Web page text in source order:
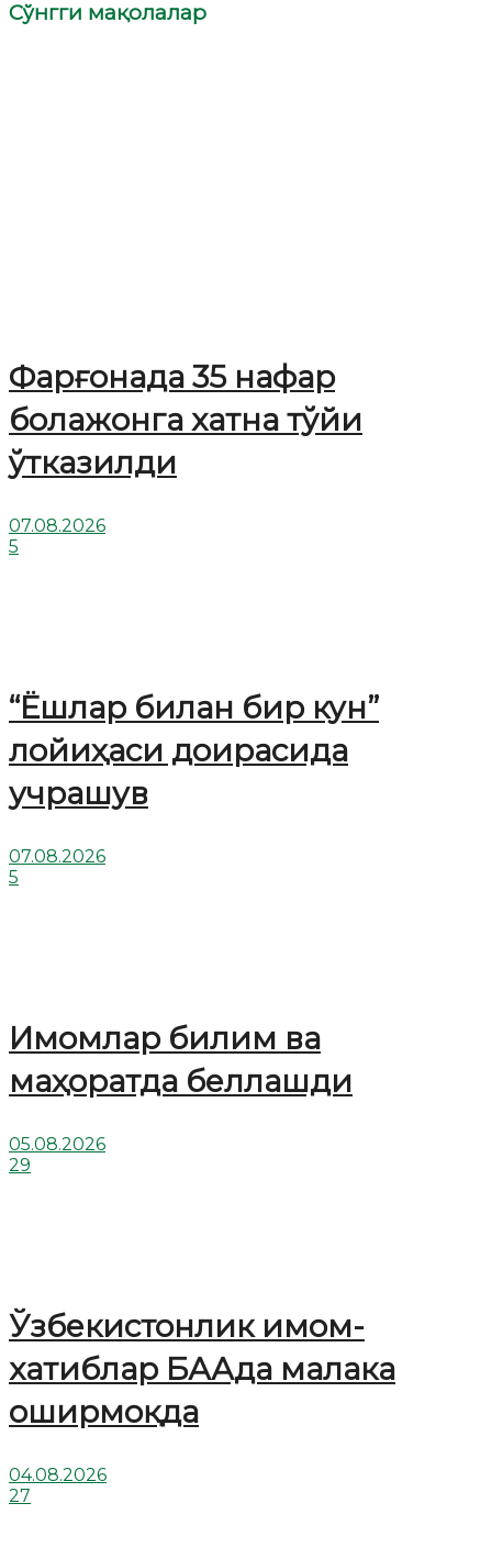
Сўнгги мақолалар
Фарғонада 35 нафар
болажонга хатна тўйи
ўтказилди
07.08.2026
5
“Ёшлар билан бир кун”
лойиҳаси доирасида
учрашув
07.08.2026
5
Имомлар билим ва
маҳоратда беллашди
05.08.2026
29
Ўзбекистонлик имом-
хатиблар БААда малака
оширмоқда
04.08.2026
27